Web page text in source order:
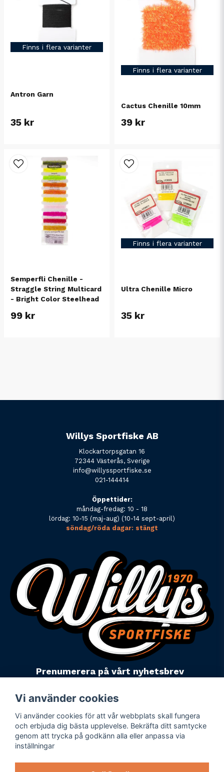
Finns i flera varianter
Antron Garn
35 kr
Finns i flera varianter
Cactus Chenille 10mm
39 kr
Semperfli Chenille -
Straggle String Multicard
- Bright Color Steelhead
99 kr
Finns i flera varianter
Ultra Chenille Micro
35 kr
Willys Sportfiske AB
Klockartorpsgatan 16
72344 Västerås, Sverige
info@willyssportfiske.se
021-144414
Öppettider:
måndag-fredag: 10 - 18
lördag: 10-15 (maj-aug) (10-14 sept-april)
söndag/röda dagar: stängt
Prenumerera på vårt nyhetsbrev
Powered by Nyehandel AB
Företagsuppgifter
Vi använder cookies
Vi använder cookies för att vår webbplats skall fungera
och erbjuda dig bästa upplevelse. Bekräfta ditt samtycke
genom att trycka på godkänn alla eller anpassa via
inställningar